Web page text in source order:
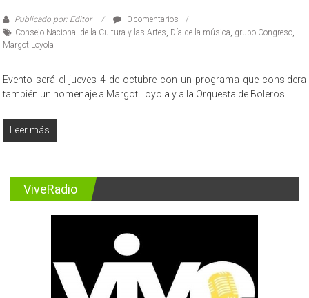
Publicado por: Editor
0 comentarios
Consejo Nacional de la Cultura y las Artes Día de la música grupo Congreso
Margot Loyola
Evento será el jueves 4 de octubre con un programa que considera
también un homenaje a Margot Loyola y a la Orquesta de Boleros.
Leer más
ViveRadio